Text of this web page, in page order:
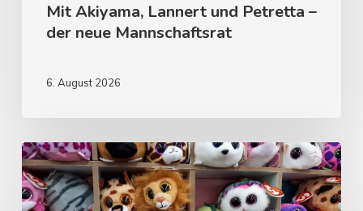
Mit Akiyama, Lannert und Petretta –
der neue Mannschaftsrat
6. August 2026